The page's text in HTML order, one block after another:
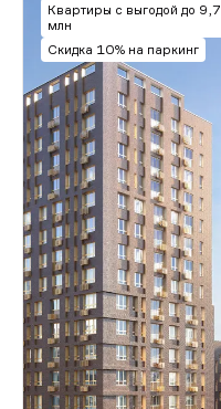
Квартиры с выгодой до 9,7
млн
Скидка 10% на паркинг